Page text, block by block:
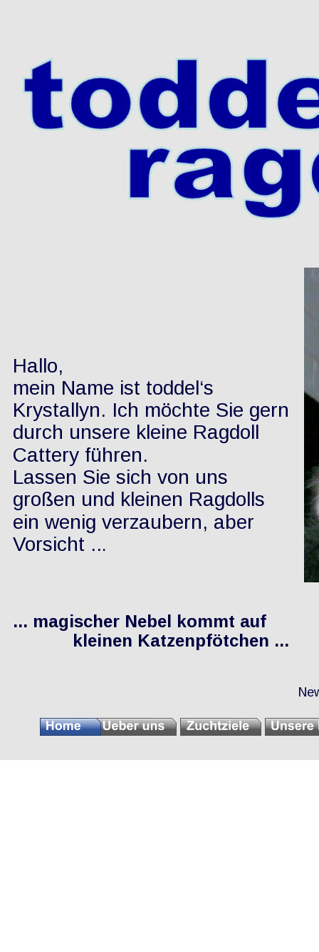
Hallo,
mein Name ist toddel‘s
Krystallyn. Ich möchte Sie gern
durch unsere kleine Ragdoll
Cattery führen.
Lassen Sie sich von uns
großen und kleinen Ragdolls
ein wenig verzaubern, aber
Vorsicht ...
... magischer Nebel kommt auf
kleinen Katzenpfötchen ...